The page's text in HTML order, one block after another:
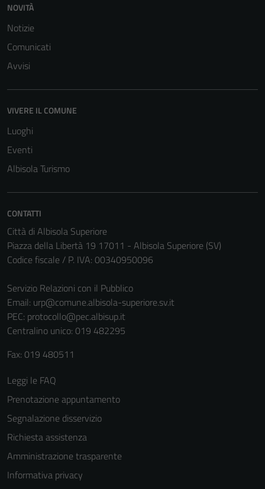
NOVITÀ
Notizie
Comunicati
Avvisi
VIVERE IL COMUNE
Luoghi
Eventi
Albisola Turismo
CONTATTI
Città di Albisola Superiore
Piazza della Libertà 19 17011 - Albisola Superiore (SV)
Codice fiscale / P. IVA: 00340950096
Servizio Relazioni con il Pubblico
Email: urp@comune.albisola-superiore.sv.it
PEC: protocollo@pec.albisup.it
Centralino unico: 019 482295
Fax: 019 480511
Leggi le FAQ
Prenotazione appuntamento
Segnalazione disservizio
Richiesta assistenza
Amministrazione trasparente
Informativa privacy